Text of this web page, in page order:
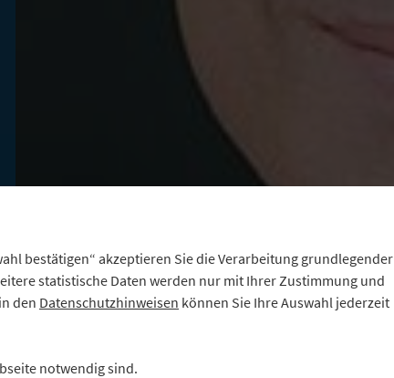
bestätigen“ akzeptieren Sie die Verarbeitung grundlegender
statistische Daten werden nur mit Ihrer Zustimmung und
den Datenschutzhinweisen können Sie Ihre Auswahl jederzeit
notwendig sind.